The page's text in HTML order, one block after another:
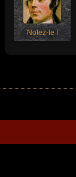
Notez-le !